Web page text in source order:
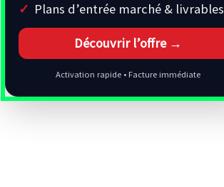
Plans d’entrée marché & livrables
Découvrir l’offre →
Activation rapide • Facture immédiate